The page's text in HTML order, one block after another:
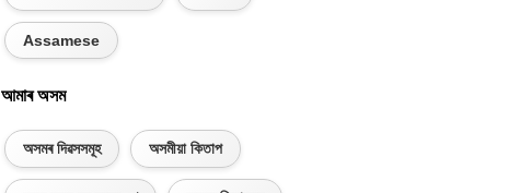
Assamese
আমাৰ অসম
অসমৰ দিৱসসমূহ অসমীয়া কিতাপ